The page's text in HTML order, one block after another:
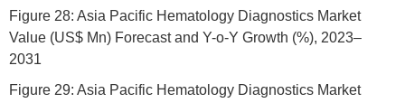
Figure 28: Asia Pacific Hematology Diagnostics Market
Value (US$ Mn) Forecast and Y-o-Y Growth (%), 2023–
2031
Figure 29: Asia Pacific Hematology Diagnostics Market